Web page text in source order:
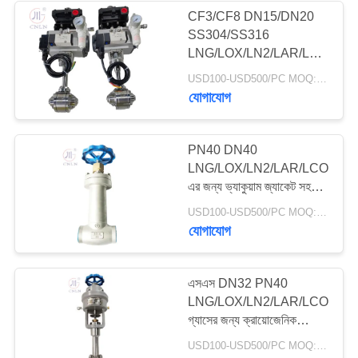
ক্রায়োজেনিক সকেট ওয়েল্ড
গ্লোব ভালভ
ক্রায়োজেনিক ফ্ল্যাঞ্জড গ্লোব
ভালভ
18
CF3/CF8 DN15/DN20
SS304/SS316
LNG/LOX/LN2/LAR/LCO2
তরল গ্যাসের জন্য ক্রায়োজেনিক
বায়ুসংক্রান্ত বল ভালভ
যোগাযোগ
PN40 DN40
LNG/LOX/LN2/LAR/LCO2
এর জন্য ভ্যাকুয়াম জ্যাকেট সহ
নিম্ন তাপমাত্রার গ্লোব ভালভ
USD100-USD500/PC MOQ:১ পিসি
যোগাযোগ
এসএস DN32 PN40
LNG/LOX/LN2/LAR/LCO2
গ্যাসের জন্য ক্রায়োজেনিক
নিউম্যাটিক জরুরী বন্ধের ভালভ
USD100-USD500/PC MOQ:১ পিসি